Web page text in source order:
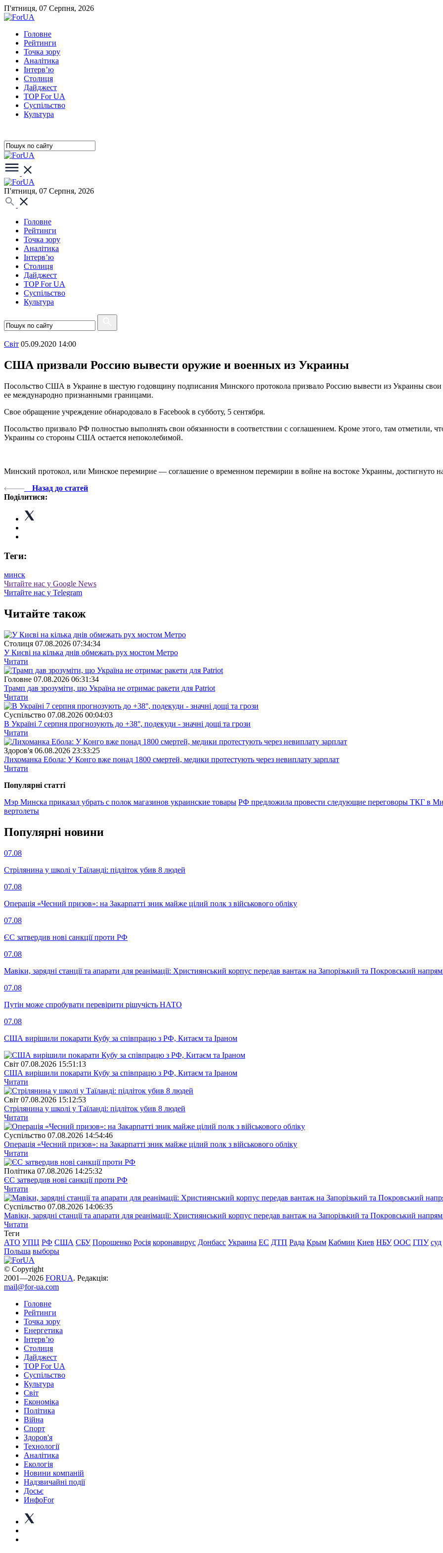
П'ятниця, 07 Серпня, 2026
Головне
Рейтинги
Точка зору
Аналітика
Інтерв’ю
Столиця
Дайджест
TOP For UA
Суспiльство
Культура
П'ятниця, 07 Серпня, 2026
Головне
Рейтинги
Точка зору
Аналітика
Інтерв’ю
Столиця
Дайджест
TOP For UA
Суспiльство
Культура
Свiт 05.09.2020 14:00
США призвали Россию вывести оружие и военных из Украины
Посольство США в Украине в шестую годовщину подписания Минского протокола призвало Россию вывести из Украины свои
ее международно признанными границами.
Свое обращение учреждение обнародовало в Facebook в субботу, 5 сентября.
Посольство призвало РФ полностью выполнять свои обязанности в соответствии с соглашением. Кроме этого, там отметили,
Украины со стороны США остается непоколебимой.
Минский протокол, или Минское перемирие — соглашение о временном перемирии в войне на востоке Украины, достигнуто
Назад до статей
Поділитися:
Теги:
минск
Читайте нас у Google News
Читайте нас у Telegram
Читайте також
Столиця 07.08.2026 07:34:34
У Києві на кілька днів обмежать рух мостом Метро
Читати
Головне 07.08.2026 06:31:34
Трамп дав зрозуміти, що Україна не отримає ракети для Patriot
Читати
Суспiльство 07.08.2026 00:04:03
В Україні 7 серпня прогнозують до +38°, подекуди - значні дощі та грози
Читати
Здоров'я 06.08.2026 23:33:25
Лихоманка Ебола: У Конго вже понад 1800 смертей, медики протестують через невиплату зарплат
Читати
Популярнi статтi
Мэр Минска приказал убрать с полок магазинов украинские товары РФ предложила провести следующие переговоры ТКГ в
вертолеты
Популярнi новини
07.08
Стрілянина у школі у Таїланді: підліток убив 8 людей
07.08
Операція «Чесний призов»: на Закарпатті зник майже цілий полк з військового обліку
07.08
ЄС затвердив нові санкції проти РФ
07.08
Мавіки, зарядні станції та апарати для реанімації: Християнський корпус передав вантаж на Запорізький та Покровський
07.08
Путін може спробувати перевірити рішучість НАТО
07.08
США вирішили покарати Кубу за співпрацю з РФ, Китаєм та Іраном
Свiт 07.08.2026 15:51:13
США вирішили покарати Кубу за співпрацю з РФ, Китаєм та Іраном
Читати
Свiт 07.08.2026 15:12:53
Стрілянина у школі у Таїланді: підліток убив 8 людей
Читати
Суспiльство 07.08.2026 14:54:46
Операція «Чесний призов»: на Закарпатті зник майже цілий полк з військового обліку
Читати
Полiтика 07.08.2026 14:25:32
ЄС затвердив нові санкції проти РФ
Читати
Суспiльство 07.08.2026 14:06:35
Мавіки, зарядні станції та апарати для реанімації: Християнський корпус передав вантаж на Запорізький та Покровський
Читати
Теги
АТО УПЦ РФ США СБУ Порошенко Росія коронавирус Донбасс Украина ЕС ДТП Рада Крым Кабмин Киев НБУ ООС ГПУ суд
Польша выборы
© Copyright
2001—2026 FORUA. Редакція:
mail@for-ua.com
Головне
Рейтинги
Точка зору
Енергетика
Інтерв’ю
Столиця
Дайджест
TOP For UA
Суспiльство
Культура
Світ
Економіка
Політика
Війна
Спорт
Здоров'я
Технології
Аналітика
Екологія
Новини компаній
Надзвичайні події
Досьє
ИнфоFor